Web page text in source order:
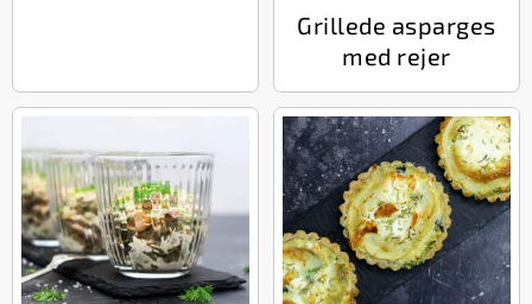
Grillede asparges
med rejer